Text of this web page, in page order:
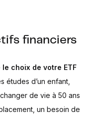
financiers
choix de votre ETF
études d’un enfant,
de vie à 50 ans
un besoin de